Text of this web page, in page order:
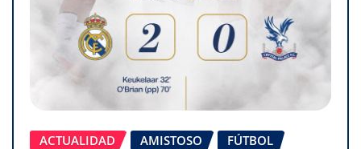
ACTUALIDAD AMISTOSO
FÚTBOL